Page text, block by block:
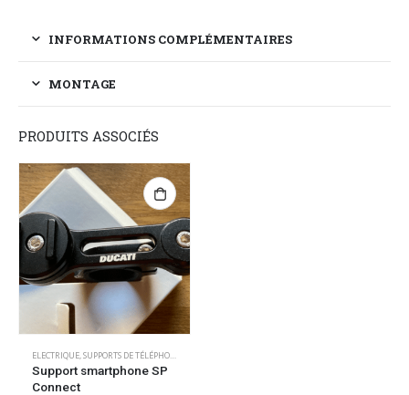
INFORMATIONS COMPLÉMENTAIRES
MONTAGE
PRODUITS ASSOCIÉS
ELECTRIQUE,SUPPORTS DE TÉLÉPHONE/GPS
Support smartphone SP
Connect